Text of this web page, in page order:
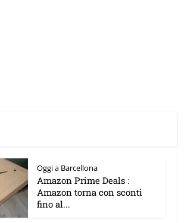
Oggi a Barcellona
Amazon Prime Deals :
Amazon torna con sconti
fino al...